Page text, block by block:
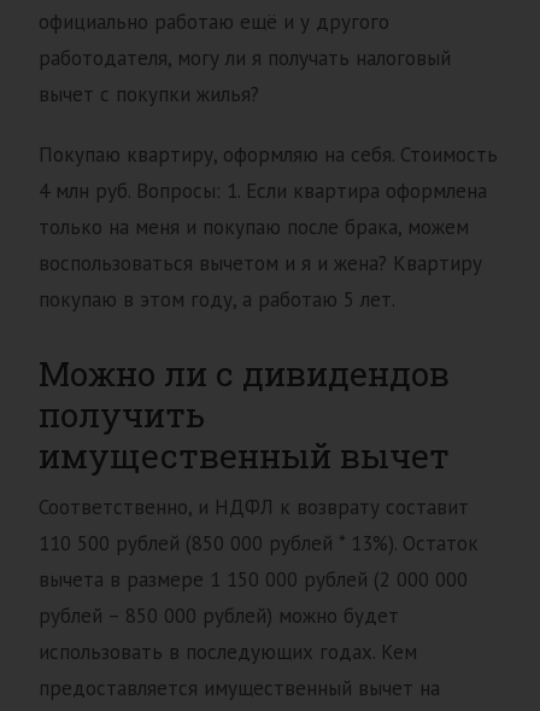
официально работаю ещё и у другого
работодателя, могу ли я получать налоговый
вычет с покупки жилья?
Покупаю квартиру, оформляю на себя. Стоимость
4 млн руб. Вопросы: 1. Если квартира оформлена
только на меня и покупаю после брака, можем
воспользоваться вычетом и я и жена? Квартиру
покупаю в этом году, а работаю 5 лет.
Можно ли с дивидендов
получить
имущественный вычет
Соответственно, и НДФЛ к возврату составит
110 500 рублей (850 000 рублей * 13%). Остаток
вычета в размере 1 150 000 рублей (2 000 000
рублей – 850 000 рублей) можно будет
использовать в последующих годах. Кем
предоставляется имущественный вычет на